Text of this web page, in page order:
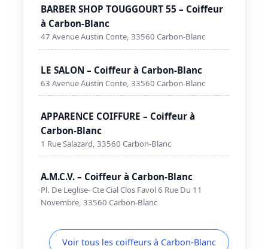
BARBER SHOP TOUGGOURT 55 – Coiffeur
à Carbon-Blanc
47 Avenue Austin Conte, 33560 Carbon-Blanc
LE SALON – Coiffeur à Carbon-Blanc
63 Avenue Austin Conte, 33560 Carbon-Blanc
APPARENCE COIFFURE – Coiffeur à
Carbon-Blanc
1 Rue Salazard, 33560 Carbon-Blanc
A.M.C.V. – Coiffeur à Carbon-Blanc
Pl. De Leglise- Cte Cial Clos Favol 6 Rue Du 11
Novembre, 33560 Carbon-Blanc
Voir tous les coiffeurs à Carbon-Blanc